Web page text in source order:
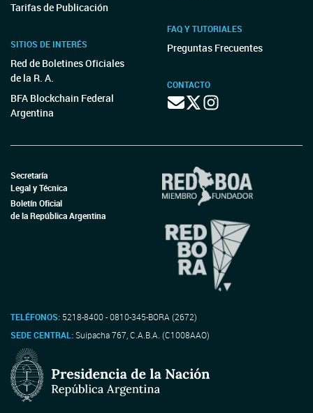
Tarifas de Publicación
SITIOS DE INTERÉS
Red de Boletines Oficiales
de la R. A.
BFA Blockchain Federal
Argentina
FAQ Y TUTORIALES
Preguntas Frecuentes
CONTACTO
Secretaría
Legal y Técnica
Boletín Oficial
de la República Argentina
TELÉFONOS: 5218-8400 - 0810-345-BORA (2672)
SEDE CENTRAL:Suipacha 767, C.A.B.A. (C1008AAO)